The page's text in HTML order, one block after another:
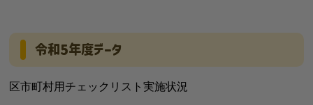
令和5年度データ
区市町村用チェックリスト実施状況